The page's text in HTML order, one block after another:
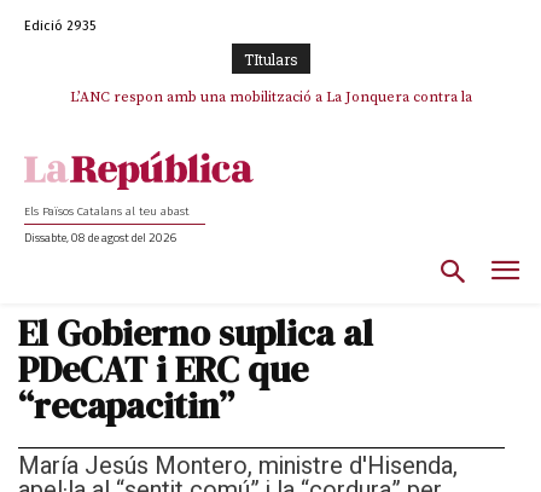
Edició 2935
TItulars
L’ANC respon amb una mobilització a La Jonquera contra la
Els Països Catalans al teu abast
Dissabte, 08 de agost del 2026
El Gobierno suplica al
PDeCAT i ERC que
“recapacitin”
María Jesús Montero, ministre d'Hisenda,